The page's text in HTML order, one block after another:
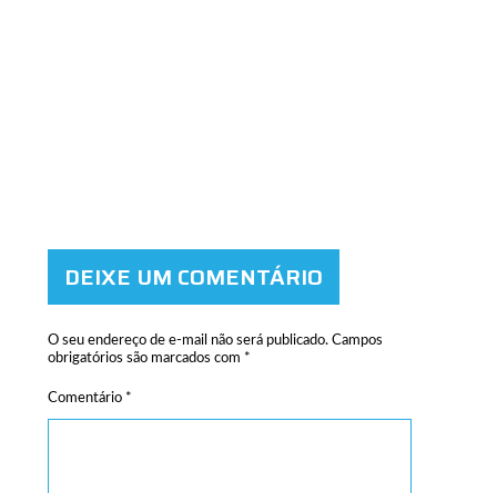
DEIXE UM COMENTÁRIO
O seu endereço de e-mail não será publicado. Campos
obrigatórios são marcados com *
Comentário *